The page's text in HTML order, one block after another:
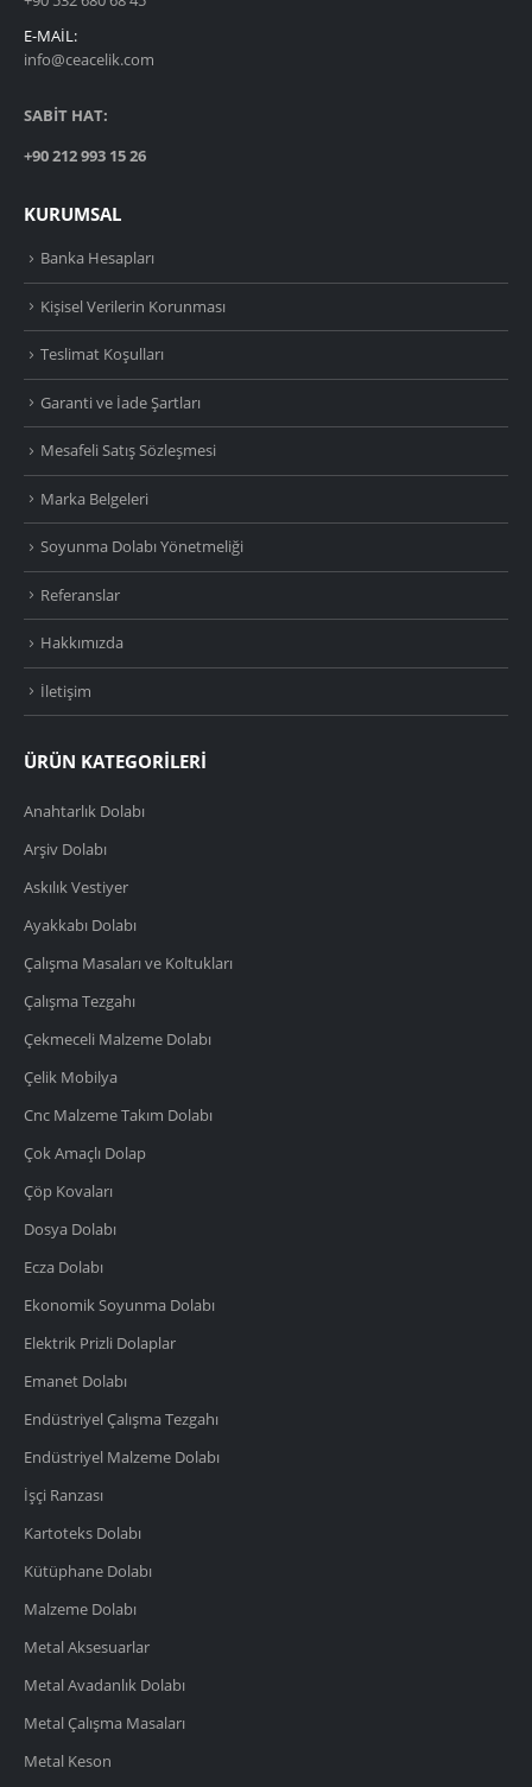
E-MAIL:
info@ceacelik.com
SABİT HAT:
+90 212 993 15 26
KURUMSAL
Banka Hesapları
Kişisel Verilerin Korunması
Teslimat Koşulları
Garanti ve İade Şartları
Mesafeli Satış Sözleşmesi
Marka Belgeleri
Soyunma Dolabı Yönetmeliği
Referanslar
Hakkımızda
İletişim
ÜRÜN KATEGORİLERİ
Anahtarlık Dolabı
Arşiv Dolabı
Askılık Vestiyer
Ayakkabı Dolabı
Çalışma Masaları ve Koltukları
Çalışma Tezgahı
Çekmeceli Malzeme Dolabı
Çelik Mobilya
Cnc Malzeme Takım Dolabı
Çok Amaçlı Dolap
Çöp Kovaları
Dosya Dolabı
Ecza Dolabı
Ekonomik Soyunma Dolabı
Elektrik Prizli Dolaplar
Emanet Dolabı
Endüstriyel Çalışma Tezgahı
Endüstriyel Malzeme Dolabı
İşçi Ranzası
Kartoteks Dolabı
Kütüphane Dolabı
Malzeme Dolabı
Metal Aksesuarlar
Metal Avadanlık Dolabı
Metal Çalışma Masaları
Metal Keson